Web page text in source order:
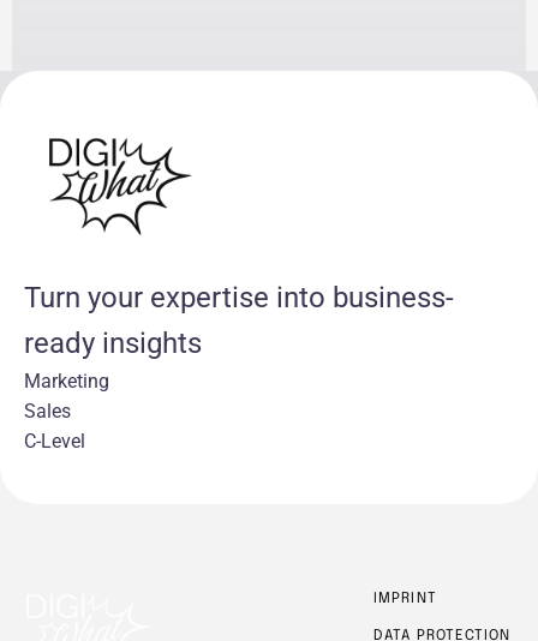
Turn your expertise into business-
ready insights
Marketing
Sales
C-Level
IMPRINT
DATA PROTECTION